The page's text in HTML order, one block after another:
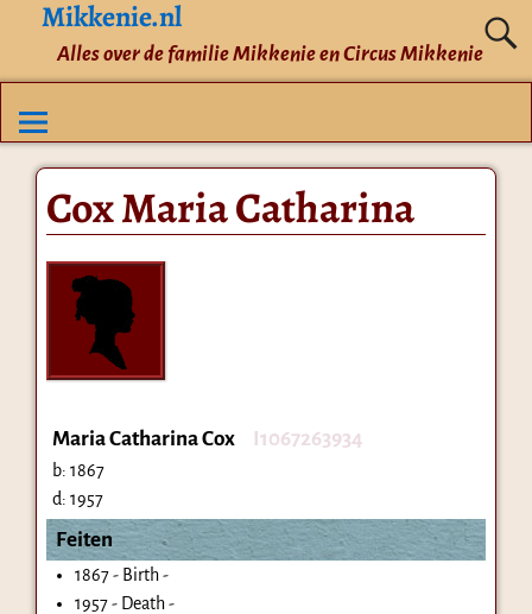
Mikkenie.nl
Alles over de familie Mikkenie en Circus Mikkenie
Cox Maria Catharina
Maria Catharina Cox I1067263934
b: 1867
d: 1957
Feiten
1867 - Birth -
1957 - Death -